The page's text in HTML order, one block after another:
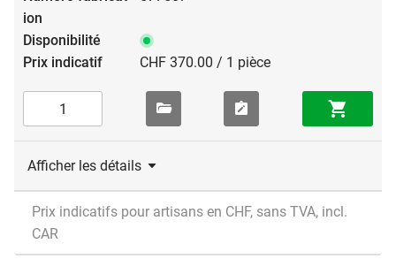
CHF 370.00 / 1 pièce
Afficher les détails
Prix indicatifs pour artisans en CHF, sans TVA, incl.
CAR